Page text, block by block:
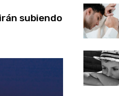
subiendo